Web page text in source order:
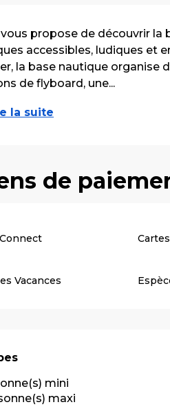
vous propose de découvrir
accessibles, ludiques et
la base nautique organise
de flyboard, une...
la suite
de
Vacances
mini
maxi